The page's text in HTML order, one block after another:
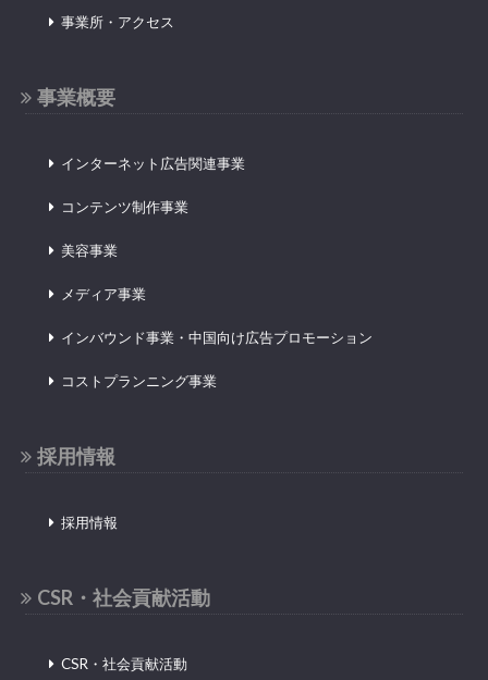
事業所・アクセス
事業概要
インターネット広告関連事業
コンテンツ制作事業
美容事業
メディア事業
インバウンド事業・中国向け広告プロモーション
コストプランニング事業
採用情報
採用情報
CSR・社会貢献活動
CSR・社会貢献活動